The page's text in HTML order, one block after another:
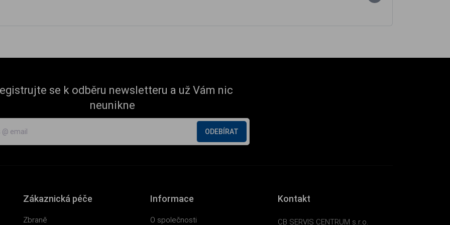
se k odběru newsletteru a už Vám nic
neunikne
ODEBÍRAT
Zákaznická péče
Zbraně
Informace
O společnosti
Kontakt
CB SERVIS CENTRUM s.r.o.